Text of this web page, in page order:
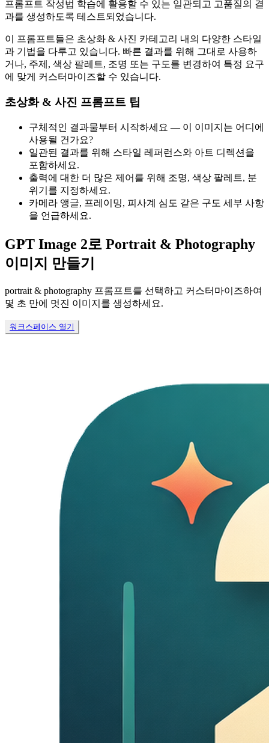
프롬프트 작성법 학습에 활용할 수 있는 일관되고 고품질의 결
과를 생성하도록 테스트되었습니다.
이 프롬프트들은 초상화 & 사진 카테고리 내의 다양한 스타일
과 기법을 다루고 있습니다. 빠른 결과를 위해 그대로 사용하
거나, 주제, 색상 팔레트, 조명 또는 구도를 변경하여 특정 요구
에 맞게 커스터마이즈할 수 있습니다.
초상화 & 사진 프롬프트 팁
구체적인 결과물부터 시작하세요 — 이 이미지는 어디에
사용될 건가요?
일관된 결과를 위해 스타일 레퍼런스와 아트 디렉션을
포함하세요.
출력에 대한 더 많은 제어를 위해 조명, 색상 팔레트, 분
위기를 지정하세요.
카메라 앵글, 프레이밍, 피사계 심도 같은 구도 세부 사항
을 언급하세요.
GPT Image 2로 Portrait & Photography
이미지 만들기
portrait & photography 프롬프트를 선택하고 커스터마이즈하여
몇 초 만에 멋진 이미지를 생성하세요.
워크스페이스 열기